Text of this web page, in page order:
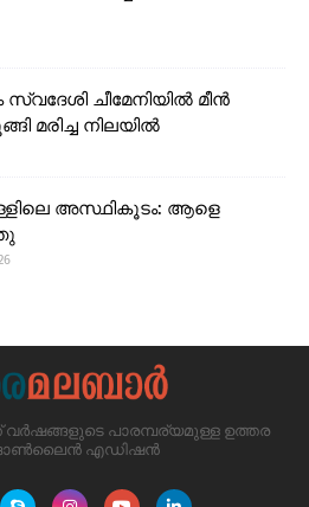
സ്വദേശി ചീമേനിയിൽ മീൻ
മരിച്ച നിലയിൽ
അസ്ഥികൂടം: ആളെ
വർഷങ്ങളുടെ പാരമ്പര്യമുള്ള ഉത്തര
ഓൺലൈൻ എഡിഷൻ